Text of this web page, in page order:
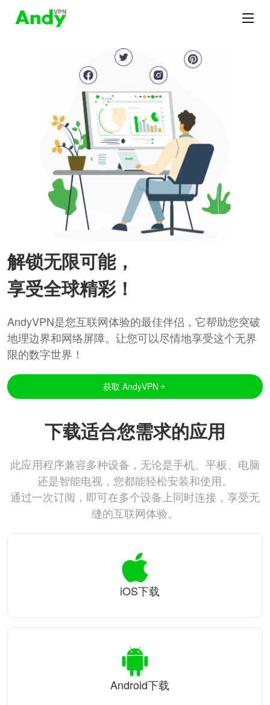
解锁无限可能，
享受全球精彩！
AndyVPN是您互联网体验的最佳伴侣，它帮助您突破
地理边界和网络屏障。让您可以尽情地享受这个无界
限的数字世界！
获取 AndyVPN
下载适合您需求的应用
此应用程序兼容多种设备，无论是手机、平板、电脑
还是智能电视，您都能轻松安装和使用。
通过一次订阅，即可在多个设备上同时连接，享受无
缝的互联网体验。
iOS下载
Android下载